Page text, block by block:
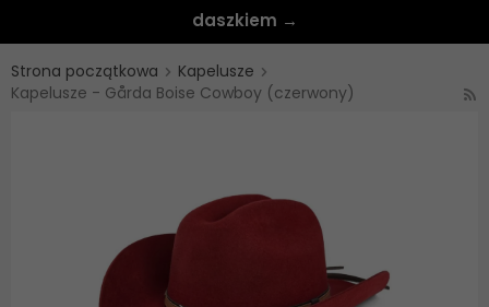
daszkiem →
Strona początkowa
Kapelusze
Kapelusze - Gårda Boise Cowboy (czerwony)